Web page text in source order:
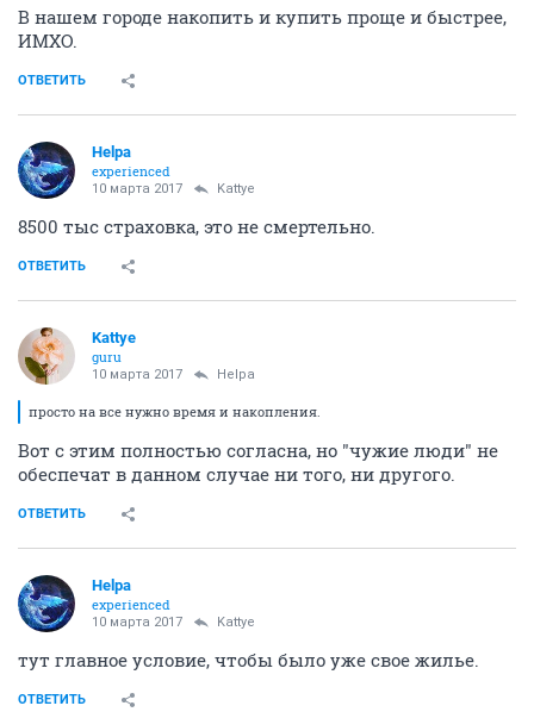
В нашем городе накопить и купить проще и быстрее,
ИМХО.
ОТВЕТИТЬ
Helpa
experienced
10 марта 2017 Kattye
8500 тыс страховка, это не смертельно.
ОТВЕТИТЬ
Kattye
guru
10 марта 2017 Helpa
просто на все нужно время и накопления.
Вот с этим полностью согласна, но "чужие люди" не
обеспечат в данном случае ни того, ни другого.
ОТВЕТИТЬ
Helpa
experienced
10 марта 2017 Kattye
тут главное условие, чтобы было уже свое жилье.
ОТВЕТИТЬ